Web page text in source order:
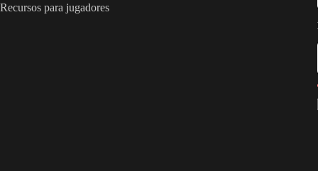
Recursos para jugadores